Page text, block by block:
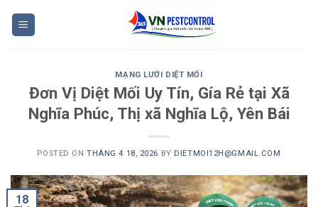
MẠNG LƯỚI DIỆT MỐI
Đơn Vị Diệt Mối Uy Tín, Gía Rẻ tại Xã
Nghĩa Phúc, Thị xã Nghĩa Lộ, Yên Bái
POSTED ONTHÁNG 4 18, 2026 BY DIETMOI12H@GMAIL.COM
18